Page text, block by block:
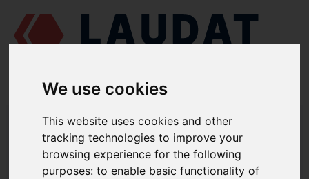
We use cookies
This website uses cookies and other
tracking technologies to improve your
browsing experience for the following
purposes:to enable basic functionality of
LAUDAT SUPPLY/MOTORES MARINOS/ RUMO 6 CHRN 36/45 - G60
/ CASQUILLO DE EMPUJE INFERIOR Г60-1127-1
LAUDAT SUPPLY